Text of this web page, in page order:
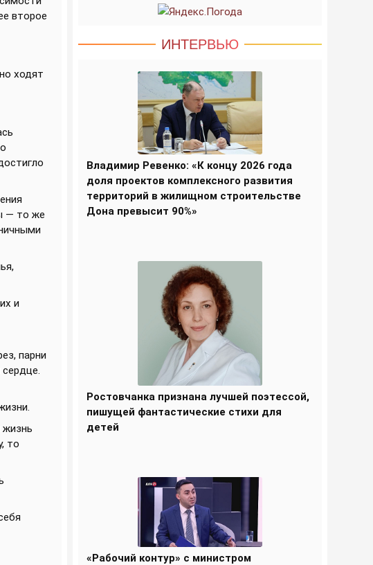
второе
ходят
— то же
и
парни
жизнь
то
ИНТЕРВЬЮ
Владимир Ревенко: «К концу 2026 года
доля проектов комплексного развития
территорий в жилищном строительстве
Дона превысит 90%»
Ростовчанка признана лучшей поэтессой,
пишущей фантастические стихи для
детей
«Рабочий контур» с министром